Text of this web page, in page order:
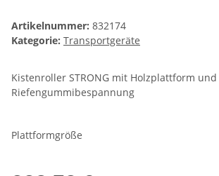
Artikelnummer: 832174
Kategorie: Transportgeräte
Kistenroller STRONG mit Holzplattform und
Riefengummibespannung
Plattformgröße